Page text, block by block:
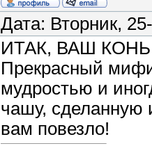
Дата: Вторник,
ИТАК, ВАШ
Прекрасный
мудростью и
чашу, сделанную
вам повезло!